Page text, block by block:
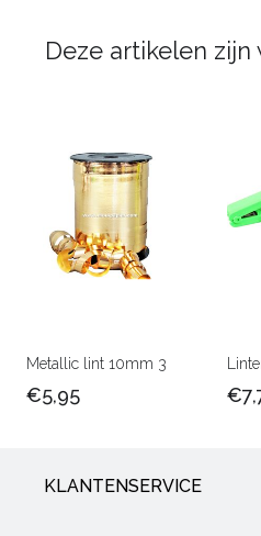
Deze artikelen
Metallic lint 10mm 3
€5,95
KLANTENSERVICE